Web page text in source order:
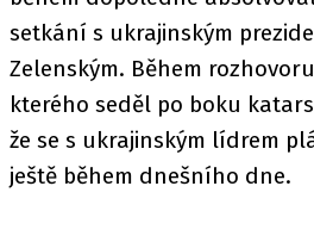
setkání s ukrajinským
Zelenským. Během
kterého seděl po boku
že se s ukrajinským lídrem
ještě během dnešního dne.